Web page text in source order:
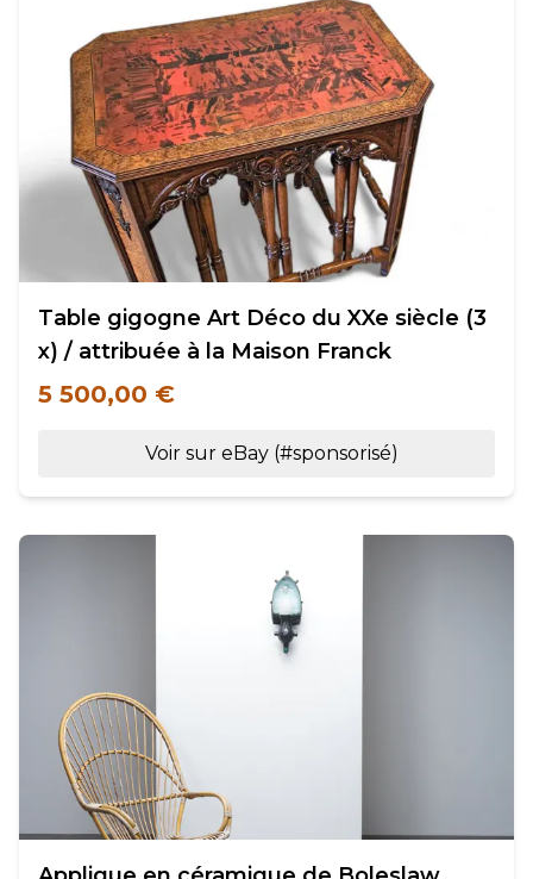
Table gigogne Art Déco du XXe siècle (3
x) / attribuée à la Maison Franck
5 500,00 €
Voir sur eBay (#sponsorisé)